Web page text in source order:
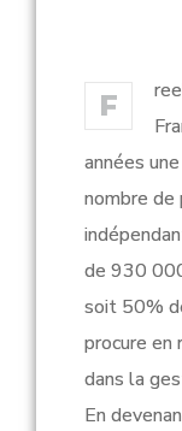
F
années
nombre de
de 930
soit 50%
procure en
dans la
En